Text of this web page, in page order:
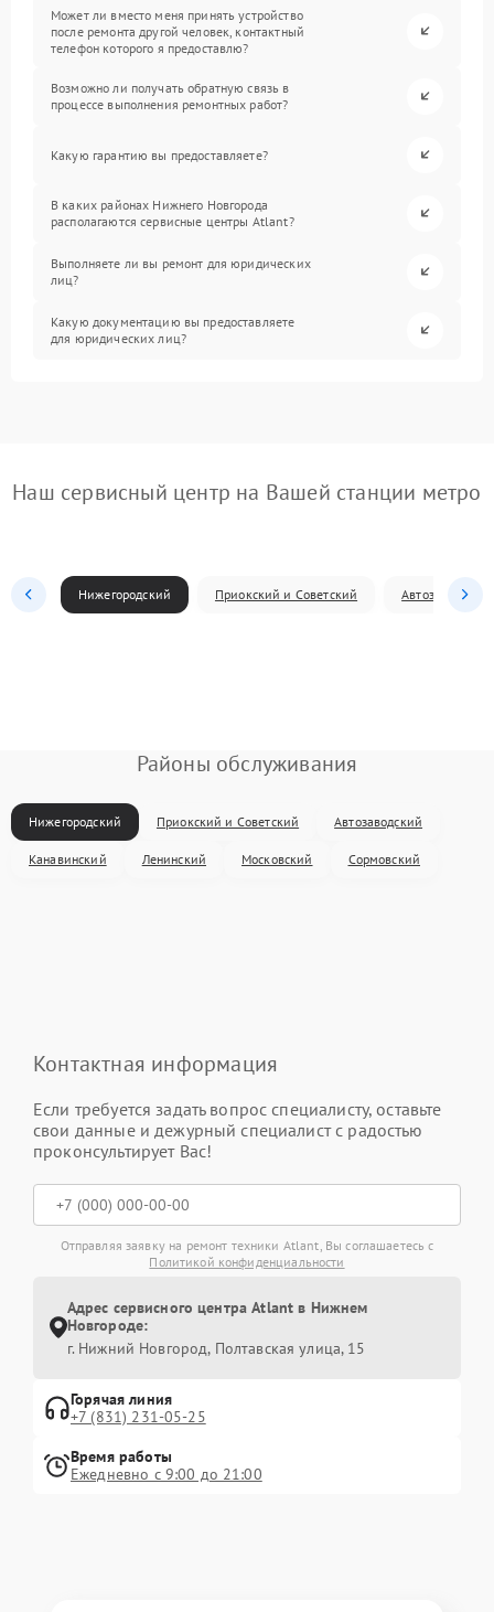
Может ли вместо меня принять устройство
после ремонта другой человек, контактный
телефон которого я предоставлю?
Возможно ли получать обратную связь в
процессе выполнения ремонтных работ?
Какую гарантию вы предоставляете?
В каких районах Нижнего Новгорода
располагаются сервисные центры Atlant?
Выполняете ли вы ремонт для юридических
лиц?
Какую документацию вы предоставляете
для юридических лиц?
Наш сервисный центр на Вашей станции метро
Нижегородский Приокский и Советский Автозаводский
Районы обслуживания
Нижегородский Приокский и Советский Автозаводский
Канавинский Ленинский Московский Сормовский
Контактная информация
Если требуется задать вопрос специалисту, оставьте
свои данные и дежурный специалист с радостью
проконсультирует Вас!
Отправляя заявку на ремонт техники Atlant, Вы соглашаетесь с
Политикой конфиденциальности
Адрес сервисного центра Atlant в Нижнем
Новгороде:
г. Нижний Новгород, Полтавская улица, 15
Горячая линия
+7 (831) 231-05-25
Время работы
Ежедневно с 9:00 до 21:00